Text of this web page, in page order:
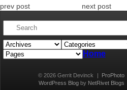
prev post next post
Home
© 2026 Gerrit Devinck |
ProPhoto
WordPress Blogby NetRivet Blogs